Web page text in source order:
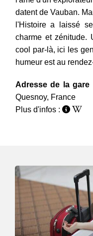
datent de Vauban.
l'Histoire a laissé
charme et zénitude.
cool par-là, ici les
humeur est au
Adresse de la gare
Quesnoy, France
Plus d'infos :